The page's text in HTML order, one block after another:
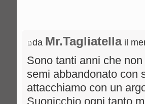
da Mr.Tagliatellail
Sono tanti anni che
semi abbandonato con
attacchiamo con un
Suonicchio ogni tanto